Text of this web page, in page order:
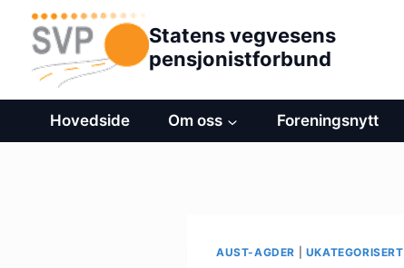
Hopp
innhold
Statens vegvesens
pensjonistforbund
Hovedside Om oss Foreningsnytt
AUST-AGDER UKATEGORISERT